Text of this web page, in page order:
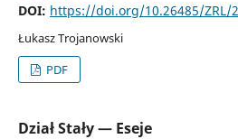
DOI: https://doi.org/10.26485/ZRL/
Łukasz Trojanowski
PDF
Dział Stały — Eseje